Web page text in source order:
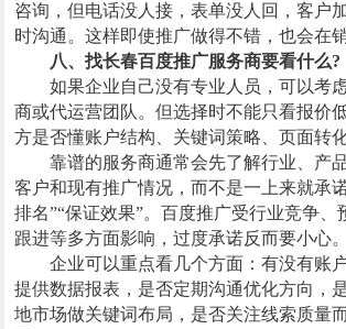
咨询，但电话没人接，表单没人回，客户
时沟通。这样即使推广做得不错，也会在
八、找长春百度推广服务商要看什么?
如果企业自己没有专业人员，可以考
商或代运营团队。但选择时不能只看报价
方是否懂账户结构、关键词策略、页面转
靠谱的服务商通常会先了解行业、产
客户和现有推广情况，而不是一上来就承
排名”“保证效果”。百度推广受行业竞争、
跟进等多方面影响，过度承诺反而要小心。
企业可以重点看几个方面：有没有账
提供数据报表，是否定期沟通优化方向，
地市场做关键词布局，是否关注线索质量